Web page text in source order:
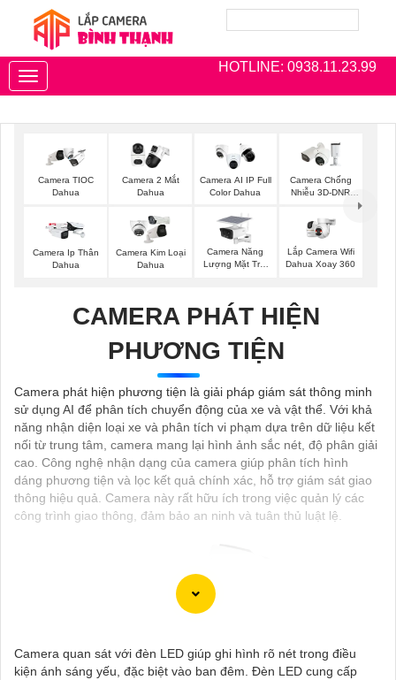
HOTLINE: 0938.11.23.99
Toggle
navigation
Camera TIOC
Dahua
Camera 2 Mắt
Dahua
Camera AI IP Full
Color Dahua
Camera Chống
Nhiễu 3D-DNR
Camera Ip Thân
Dahua
Camera Kim Loại
Dahua
Camera Năng
Lượng Mặt Trời
Lắp Camera Wifi
Dahua Xoay 360
CAMERA PHÁT HIỆN
PHƯƠNG TIỆN
Camera phát hiện phương tiện là giải pháp giám sát thông minh
sử dụng AI để phân tích chuyển động của xe và vật thể. Với khả
năng nhận diện loại xe và phân tích vi phạm dựa trên dữ liệu kết
nối từ trung tâm, camera mang lại hình ảnh sắc nét, độ phân giải
cao. Công nghệ nhận dạng của camera giúp phân tích hình
dáng phương tiện và lọc kết quả chính xác, hỗ trợ giám sát giao
thông hiệu quả. Camera này rất hữu ích trong việc quản lý các
công trình giao thông, đảm bảo an ninh và tuân thủ luật lệ.
Camera quan sát với đèn LED giúp ghi hình rõ nét trong điều
kiện ánh sáng yếu, đặc biệt vào ban đêm. Đèn LED cung cấp